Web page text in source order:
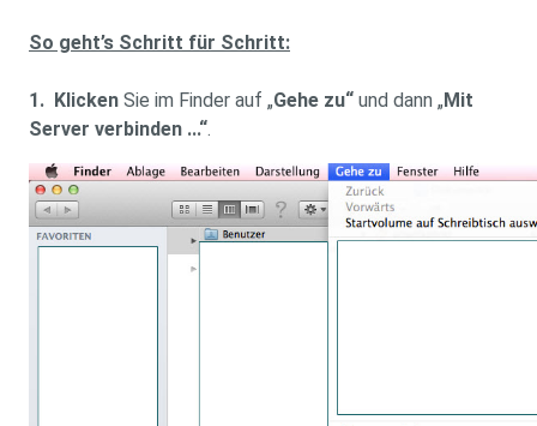
So geht’s Schritt für Schritt:
1. Klicken Sie im Finder auf „Gehe zu“ und dann „Mit
Server verbinden ...“.